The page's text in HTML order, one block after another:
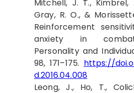
Mitchell, J. T., Kimbrel,
Gray, R. O., &
Reinforcement
anxiety in
Personality and
98, 171–175. https://
d.2016.04.008
Leong, J., Ho, T.,